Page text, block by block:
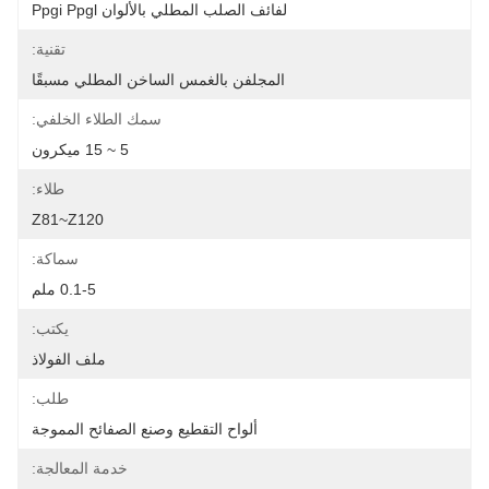
لفائف الصلب المطلي بالألوان Ppgi Ppgl
تقنية:
المجلفن بالغمس الساخن المطلي مسبقًا
سمك الطلاء الخلفي:
5 ~ 15 ميكرون
طلاء:
Z81~Z120
سماكة:
0.1-5 ملم
يكتب:
ملف الفولاذ
طلب:
ألواح التقطيع وصنع الصفائح المموجة
خدمة المعالجة: